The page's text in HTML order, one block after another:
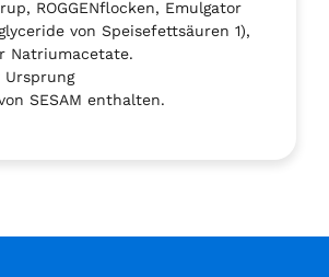
ROGGENflocken, Emulgator
von Speisefettsäuren 1),
Natriumacetate.
Ursprung
SESAM enthalten.